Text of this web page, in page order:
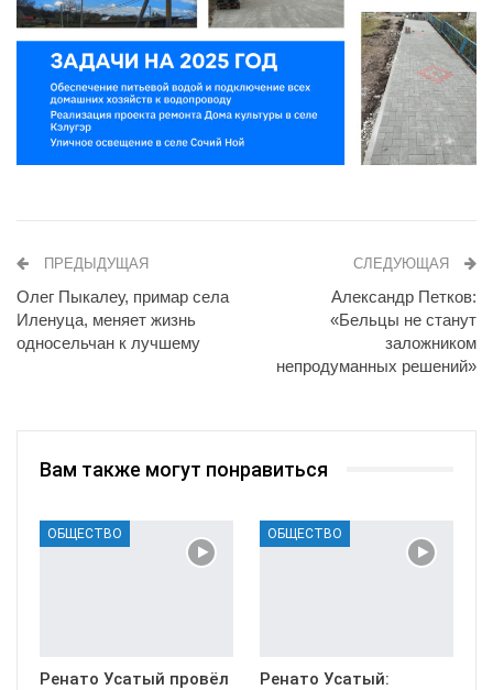
ПРЕДЫДУЩАЯ
Олег Пыкалеу, примар села
Иленуца, меняет жизнь
односельчан к лучшему
СЛЕДУЮЩАЯ
Александр Петков:
«Бельцы не станут
заложником
непродуманных решений»
Вам также могут понравиться
ОБЩЕСТВО
Ренато Усатый провёл
ОБЩЕСТВО
Ренато Усатый: